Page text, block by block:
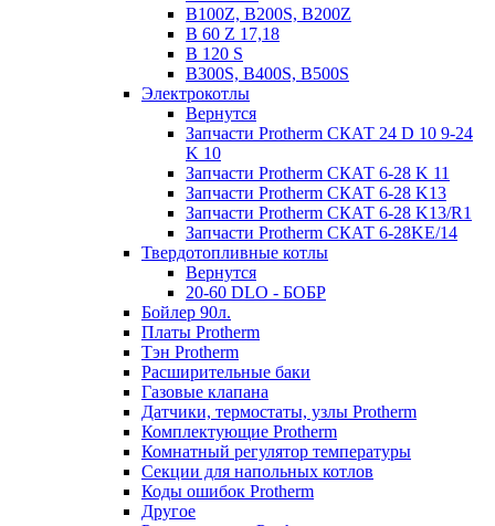
B100Z, B200S, B200Z
B 60 Z 17,18
B 120 S
B300S, B400S, B500S
Электрокотлы
Вернутся
Запчасти Protherm СКАТ 24 D 10 9-24
K 10
Запчасти Protherm СКАТ 6-28 K 11
Запчасти Protherm СКАТ 6-28 K13
Запчасти Protherm СКАТ 6-28 K13/R1
Запчасти Protherm СКАТ 6-28KE/14
Твердотопливные котлы
Вернутся
20-60 DLO - БОБР
Бойлер 90л.
Платы Protherm
Тэн Protherm
Расширительные баки
Газовые клапана
Датчики, термостаты, узлы Protherm
Комплектующие Protherm
Комнатный регулятор температуры
Секции для напольных котлов
Коды ошибок Protherm
Другое